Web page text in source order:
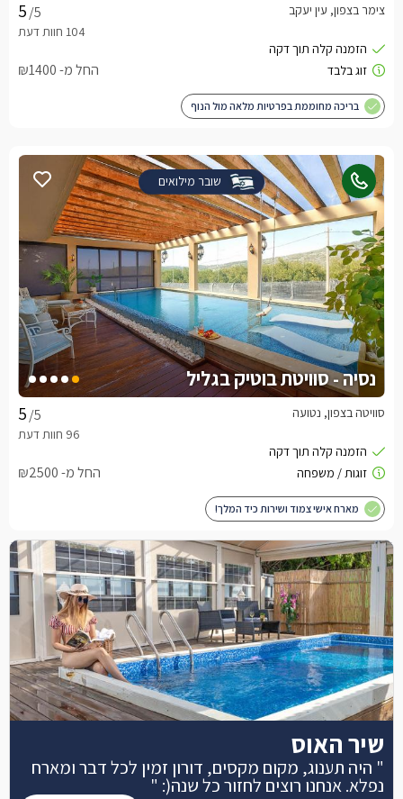
/5 צימר בצפון, עין יעקב
החל מ- ₪1400
בריכה מחוממת בפרטיות מלאה מול הנוף
שובר מילואים
נסיה - סוויטת בוטיק בגליל
/5 סוויטה בצפון, נטועה
החל מ- ₪2500
מארח אישי צמוד ושירות כיד המלך!
שיר האוס
" היה תענוג, מקום מקסים, דורון זמין לכל דבר ומארח
נפלא. אנחנו רוצים לחזור כל שנה(: "